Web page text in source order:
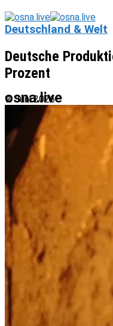
osna.live
Deutschland & Welt
Deutsche
Prozent
9. Juni 2026